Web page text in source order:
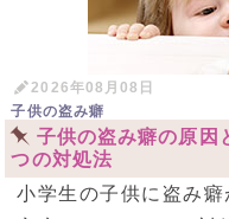
2026年08月08日
子供の盗み癖
子供の盗み癖の原因
つの対処法
小学生の子供に盗み癖